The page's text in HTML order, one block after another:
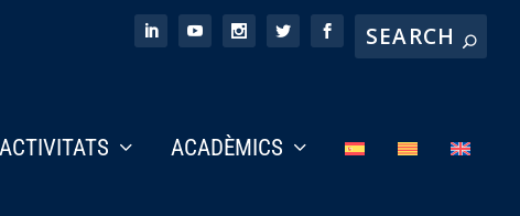
ACADÈMICS